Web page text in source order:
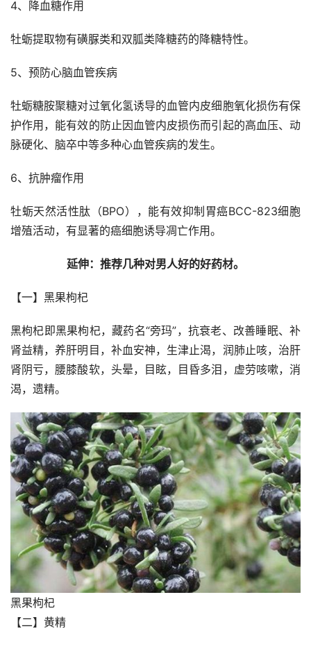
4、降血糖作用
牡蛎提取物有磺脲类和双胍类降糖药的降糖特性。
5、预防心脑血管疾病
牡蛎糖胺聚糖对过氧化氢诱导的血管内皮细胞氧化损伤有保
护作用，能有效的防止因血管内皮损伤而引起的高血压、动
脉硬化、脑卒中等多种心血管疾病的发生。
6、抗肿瘤作用
牡蛎天然活性肽（BPO），能有效抑制胃癌BCC-823细胞
增殖活动，有显著的癌细胞诱导凋亡作用。
延伸：推荐几种对男人好的好药材。
【一】黑果枸杞
黑枸杞即黑果枸杞，藏药名“旁玛”，抗衰老、改善睡眠、补
肾益精，养肝明目，补血安神，生津止渴，润肺止咳，治肝
肾阴亏，腰膝酸软，头晕，目眩，目昏多泪，虚劳咳嗽，消
渴，遗精。
黑果枸杞
【二】黄精